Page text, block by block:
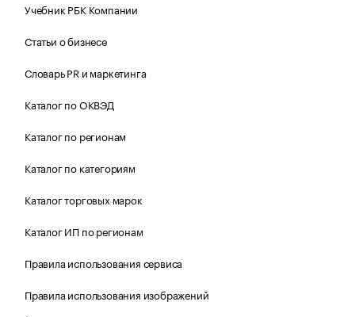
Учебник РБК Компании
Статьи о бизнесе
Словарь PR и маркетинга
Каталог по ОКВЭД
Каталог по регионам
Каталог по категориям
Каталог торговых марок
Каталог ИП по регионам
Правила использования сервиса
Правила использования изображений